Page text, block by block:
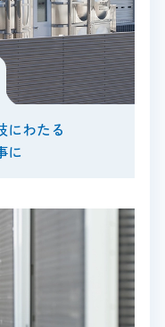
にわたる
に